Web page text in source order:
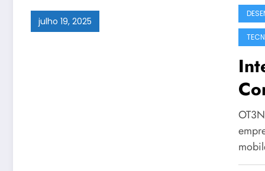
julho 19, 2025